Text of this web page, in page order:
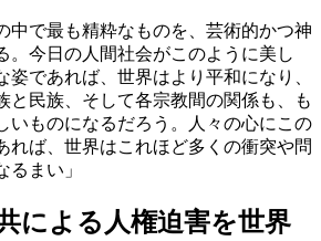
中で最も精粋なものを、芸術的かつ神
。今日の人間社会がこのように美し
姿であれば、世界はより平和になり、
と民族、そして各宗教間の関係も、も
いものになるだろう。人々の心にこの
れば、世界はこれほど多くの衝突や問
るまい」
による人権迫害を世界